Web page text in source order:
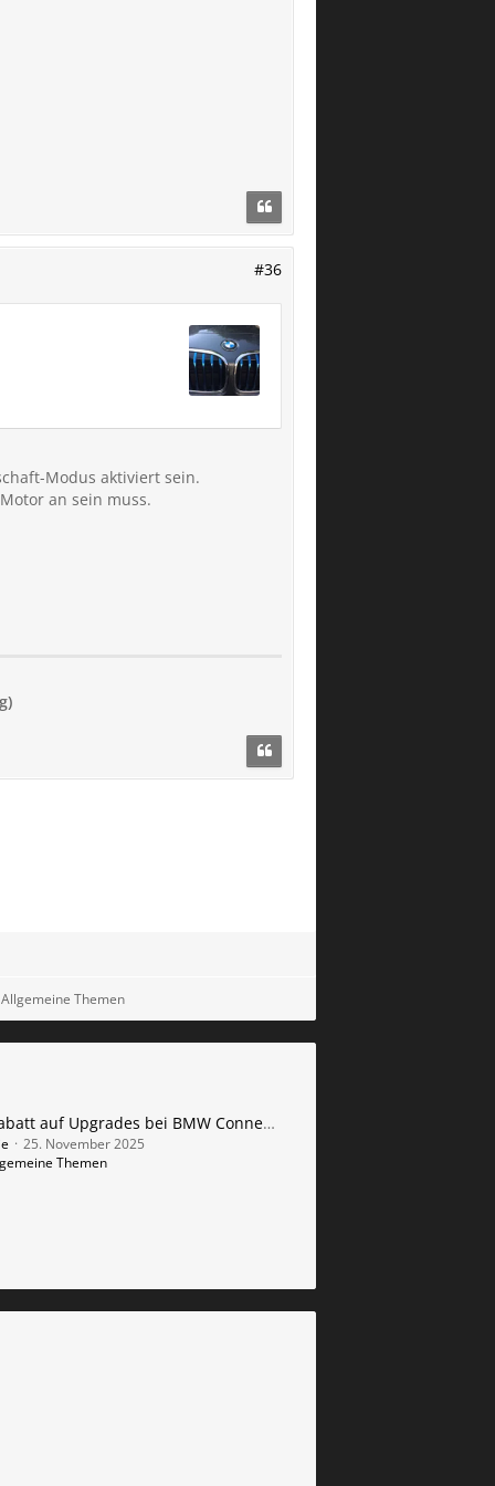
#36
Modus aktiviert sein.
an sein muss.
Allgemeine Themen
20 % Rabatt auf Upgrades bei BMW ConnectedDrive
25. November 2025
Themen